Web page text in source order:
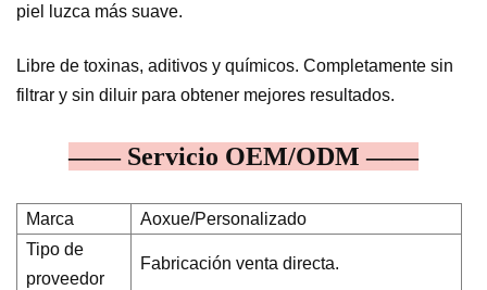
piel luzca más suave.
Libre de toxinas, aditivos y químicos. Completamente sin
filtrar y sin diluir para obtener mejores resultados.
—— Servicio OEM/ODM ——
Marca
Aoxue/Personalizado
Tipo de
proveedor
Fabricación venta directa.